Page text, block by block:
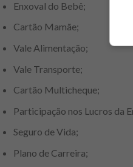
Enxoval do Bebê;
Cartão Mamãe;
Vale Alimentação;
Vale Transporte;
Cartão Multicheque;
Participação nos Lucros da
Seguro de Vida;
Plano de Carreira;